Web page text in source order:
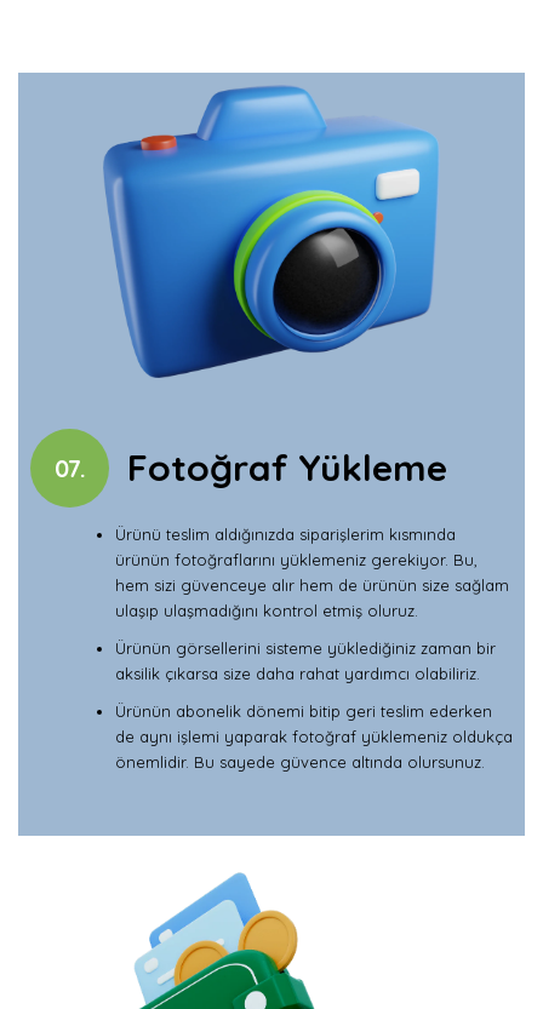
07. Fotoğraf Yükleme
Ürünü teslim aldığınızda siparişlerim kısmında
ürünün fotoğraflarını yüklemeniz gerekiyor. Bu,
hem sizi güvenceye alır hem de ürünün size sağlam
ulaşıp ulaşmadığını kontrol etmiş oluruz.
Ürünün görsellerini sisteme yüklediğiniz zaman bir
aksilik çıkarsa size daha rahat yardımcı olabiliriz.
Ürünün abonelik dönemi bitip geri teslim ederken
de aynı işlemi yaparak fotoğraf yüklemeniz oldukça
önemlidir. Bu sayede güvence altında olursunuz.